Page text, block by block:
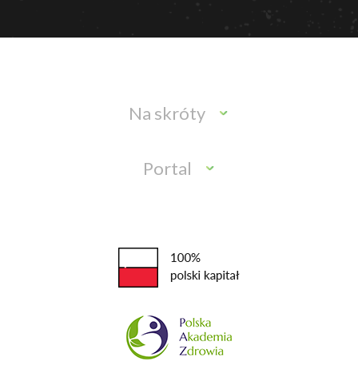
Na skróty
Portal